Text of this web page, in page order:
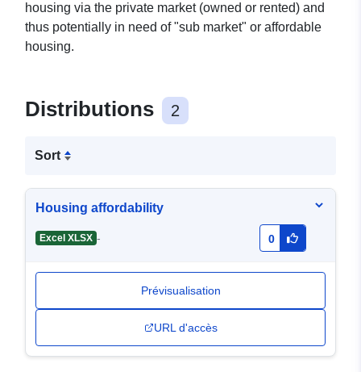
housing via the private market (owned or rented) and
thus potentially in need of "sub market" or affordable
housing.
Distributions 2
Sort
Housing affordability
Excel XLSX - 0
Prévisualisation
URL d'accès